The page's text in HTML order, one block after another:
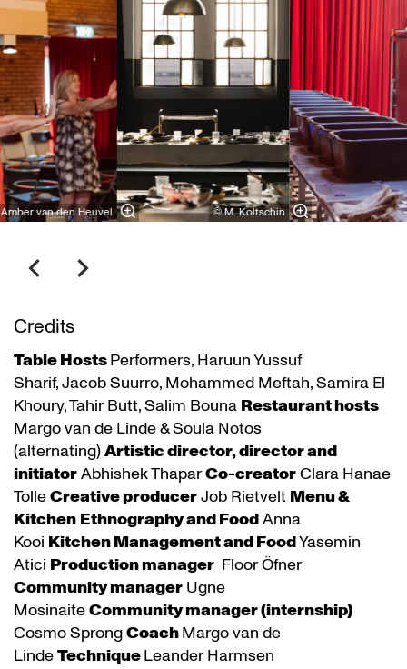
van den Heuvel © M. Koltschin
Credits
Table HostsPerformers, Haruun Yussuf
Sharif, Jacob Suurro, Mohammed Meftah, Samira El
Khoury, Tahir Butt, Salim Bouna Restaurant hosts
Margo van de Linde & Soula Notos
(alternating)Artistic director, director and
initiatorAbhishek ThaparCo-creatorClara Hanae
TolleCreative producerJob Rietvelt Menu &
Kitchen Ethnography and FoodAnna
Kooi Kitchen Management and FoodYasemin
Atici Production manager Floor Öfner
Community manager Ugne
MosinaiteCommunity manager (internship)
Cosmo SprongCoachMargo van de
LindeTechniqueLeander Harmsen